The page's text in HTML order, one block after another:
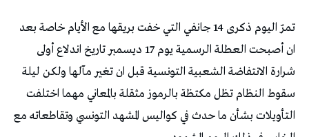
تمرّ اليوم ذكرى 14 جانفي التي خفت بريقها مع الأيام خاصة بعد
ان أصبحت العطلة الرسمية يوم 17 ديسمبر تاريخ اندلاع أولى
شرارة الانتفاضة الشعبية التونسية قبل ان تغير مآلها ولكن ليلة
سقوط النظام تظل مكتظة بالرموز مثقلة بالمعاني مهما اختلفت
التأويلات بشأن ما حدث في كواليس المشهد التونسي وتقاطعاته مع